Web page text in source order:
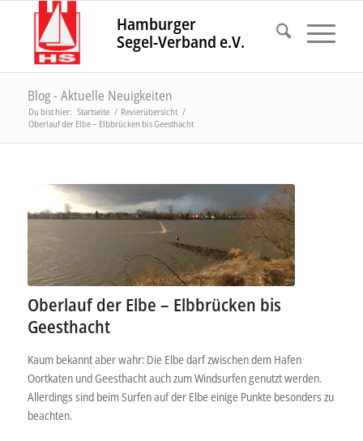
Hamburger
Segel-Verband e.V.
Blog - Aktuelle Neuigkeiten
Du bist hier: Startseite / Revierübersicht /
Oberlauf der Elbe – Elbbrücken bis Geesthacht
Oberlauf der Elbe – Elbbrücken bis
Geesthacht
Kaum bekannt aber wahr: Die Elbe darf zwischen dem Hafen
Oortkaten und Geesthacht auch zum Windsurfen genutzt werden.
Allerdings sind beim Surfen auf der Elbe einige Punkte besonders zu
beachten.